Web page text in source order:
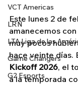
VCT Americas
LRN
LTA Liga de las
Game Changers
G2 Esports
Este lunes 2 de
amanecemos
muy pocos
hace veinte días.
Kickoff 2026, el
a la temporada